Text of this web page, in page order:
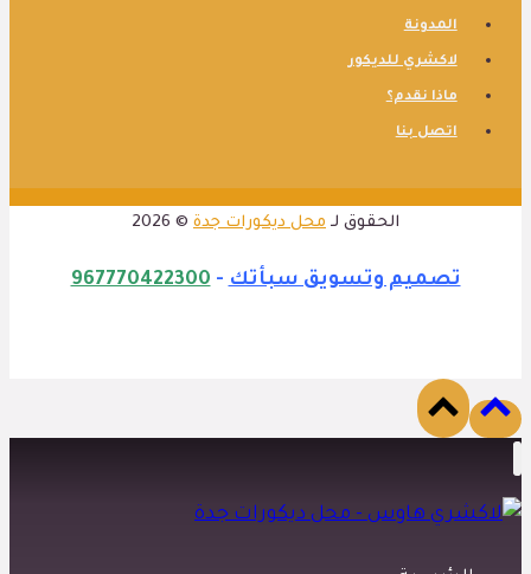
المدونة
لاكشري للديكور
ماذا نقدم؟
اتصل بنا
الحقوق لـ محل ديكورات جدة © 2026
تصميم وتسويق سبأتك -
967770422300